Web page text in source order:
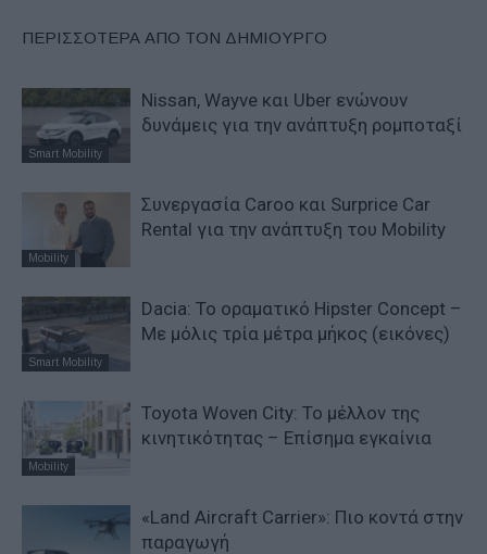
ΠΕΡΙΣΣΟΤΕΡΑ ΑΠΟ ΤΟΝ ΔΗΜΙΟΥΡΓΟ
Smart Mobility
Nissan, Wayve και Uber ενώνουν
δυνάμεις για την ανάπτυξη ρομποταξί
Mobility
Συνεργασία Caroo και Surprice Car
Rental για την ανάπτυξη του Mobility
Smart Mobility
Dacia: To oραματικό Hipster Concept –
Με μόλις τρία μέτρα μήκος (εικόνες)
Mobility
Toyota Woven City: Το μέλλον της
κινητικότητας – Επίσημα εγκαίνια
«Land Aircraft Carrier»: Πιο κοντά στην
παραγωγή